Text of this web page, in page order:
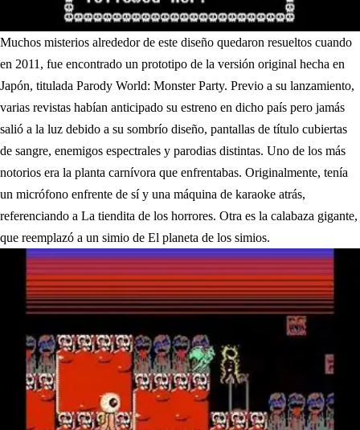
Muchos misterios alrededor de este diseño quedaron resueltos cuando
en 2011, fue encontrado un prototipo de la versión original hecha en
Japón, titulada Parody World: Monster Party. Previo a su lanzamiento,
varias revistas habían anticipado su estreno en dicho país pero jamás
salió a la luz debido a su sombrío diseño, pantallas de título cubiertas
de sangre, enemigos espectrales y parodias distintas. Uno de los más
notorios era la planta carnívora que enfrentabas. Originalmente, tenía
un micrófono enfrente de sí y una máquina de karaoke atrás,
referenciando a La tiendita de los horrores. Otra es la calabaza gigante,
que reemplazó a un simio de El planeta de los simios.